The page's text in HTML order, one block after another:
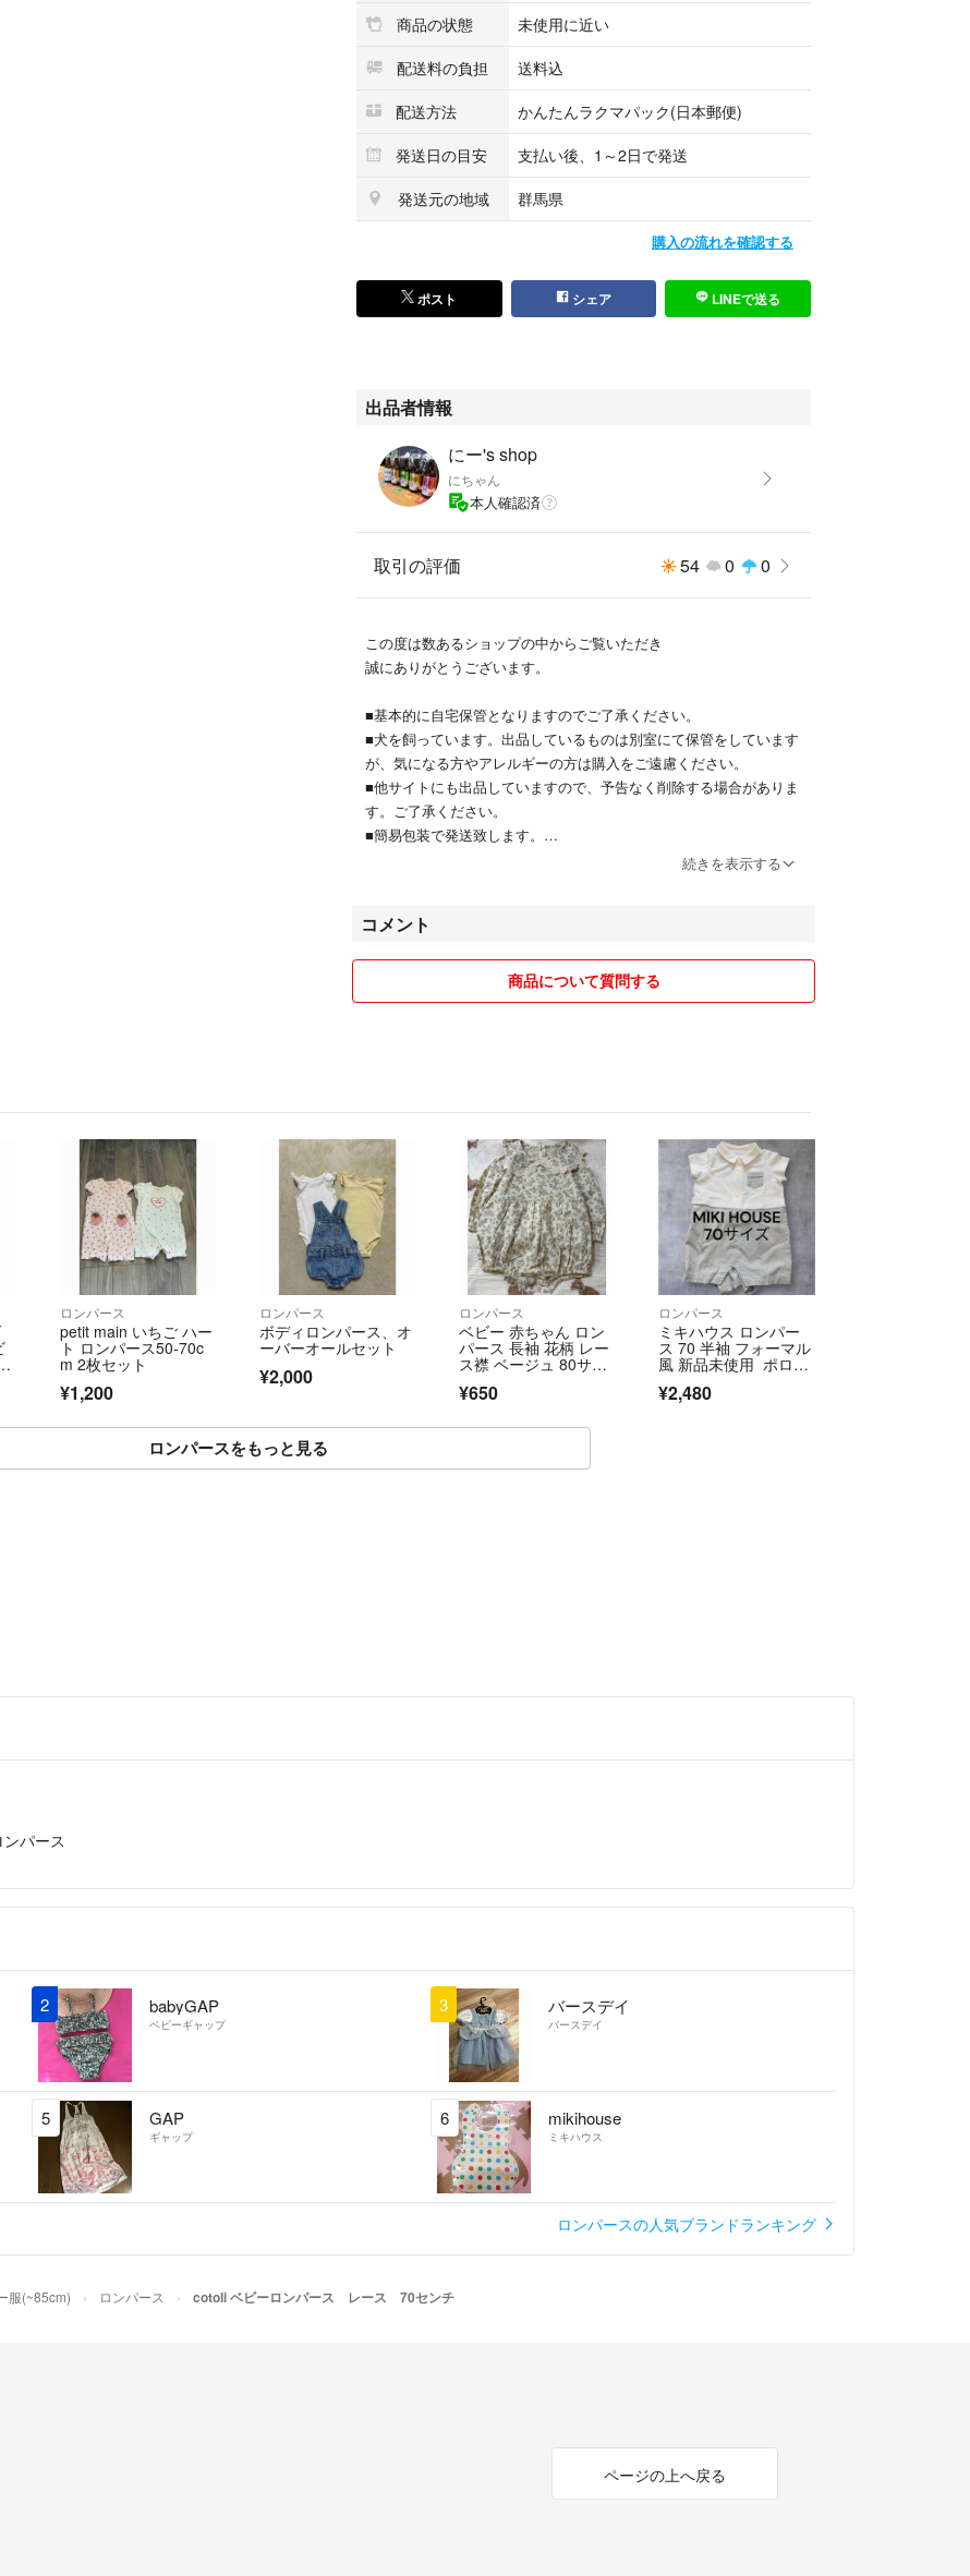
商品の状態
未使用に近い
配送料の負担
送料込
配送方法
かんたんラクマパック(日本郵便)
発送日の目安
支払い後、1～2日で発送
発送元の地域
群馬県
購入の流れを確認する
ポスト シェア LINEで送る
出品者情報
にー's shop
にちゃん
本人確認済
取引の評価 54 0 0
この度は数あるショップの中からご覧いただき
誠にありがとうございます。
■基本的に自宅保管となりますのでご了承ください。
■犬を飼っています。出品しているものは別室にて保管をしています
が、気になる方やアレルギーの方は購入をご遠慮ください。
■他サイトにも出品していますので、予告なく削除する場合がありま
す。ご了承ください。
■簡易包装で発送致します。
よろしくお願いします！
お気軽にコメントください◡̈*
続きを表示する
コメント
商品について質問する
ロンパース
petit main いちご ハー
ト ロンパース50-70c
m 2枚セット
¥1,200
ロンパース
ボディロンパース、オ
ーバーオールセット
¥2,000
ロンパース
ベビー 赤ちゃん ロン
パース 長袖 花柄 レー
ス襟 ベージュ 80サイ
¥650
ロンパース
ミキハウス ロンパー
ス 70 半袖 フォーマル
風 新品未使用 ポロシ
¥2,480
ロンパースをもっと見る
ンパース
2 babyGAP
ベビーギャップ
3 バースデイ
バースデイ
5 GAP
ギャップ
6 mikihouse
ミキハウス
ロンパースの人気ブランドランキング
服(~85cm) ロンパース cotoli ベビーロンパース レース 70センチ
ページの上へ戻る